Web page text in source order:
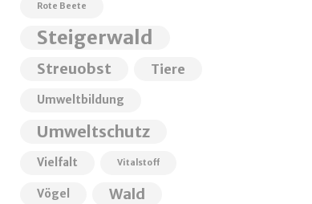
Rote Beete
Steigerwald
Streuobst Tiere
Umweltbildung
Umweltschutz
Vielfalt Vitalstoff
Vögel Wald